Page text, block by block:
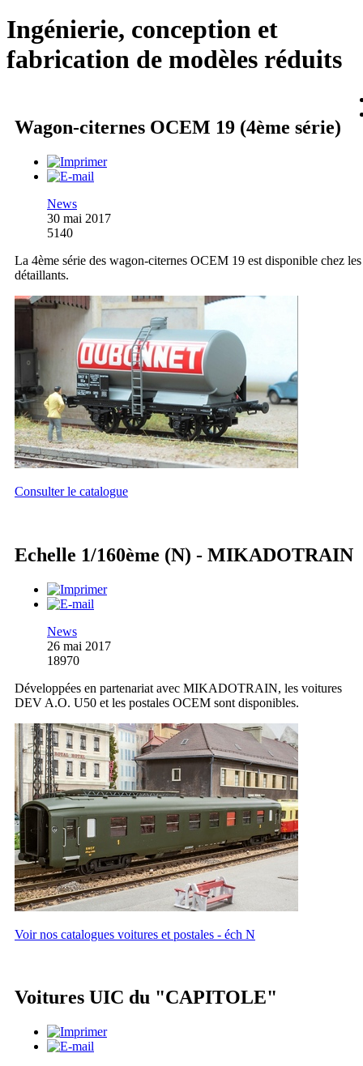
Ingénierie, conception et
fabrication de modèles réduits
Wagon-citernes OCEM 19 (4ème série)
News
30 mai 2017
5140
La 4ème série des wagon-citernes OCEM 19 est disponible chez les
détaillants.
Consulter le catalogue
Echelle 1/160ème (N) - MIKADOTRAIN
News
26 mai 2017
18970
Développées en partenariat avec MIKADOTRAIN, les voitures
DEV A.O. U50 et les postales OCEM sont disponibles.
Voir nos catalogues voitures et postales - éch N
Voitures UIC du "CAPITOLE"